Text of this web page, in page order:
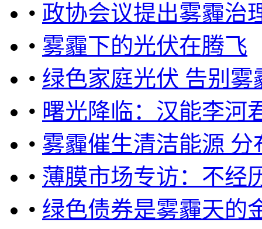
• 政协会议提出雾霾治
• 雾霾下的光伏在腾飞
• 绿色家庭光伏 告别雾
• 曙光降临：汉能李河
• 雾霾催生清洁能源
• 薄膜市场专访：不经
• 绿色债券是雾霾天的